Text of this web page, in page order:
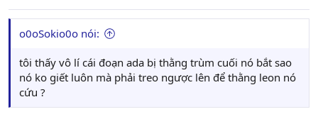
o0oSokio0o nói:
tôi thấy vô lí cái đoạn ada bị thằng trùm cuối nó bắt sao
nó ko giết luôn mà phải treo ngược lên để thằng leon nó
cứu ?